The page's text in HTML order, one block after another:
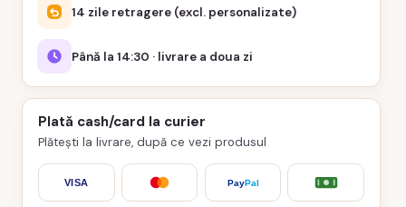
14 zile retragere (excl. personalizate)
Până la 14:30 · livrare a doua zi
Plată cash/card la curier
Plătești la livrare, după ce vezi produsul
VISA PayPal